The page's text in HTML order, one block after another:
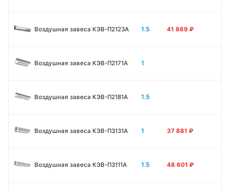
Воздушная завеса КЭВ-П2123A 1.5 41 869 ₽
Воздушная завеса КЭВ-П2171A 1
Воздушная завеса КЭВ-П2181A 1.5
Воздушная завеса КЭВ-П3131A 1 37 881 ₽
Воздушная завеса КЭВ-П3111A 1.5 48 601 ₽